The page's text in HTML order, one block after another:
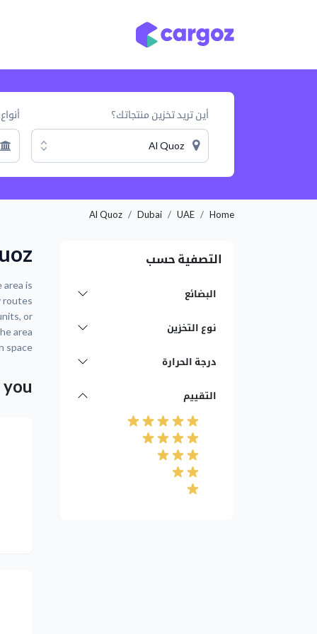
أين تريد تخزين منتجاتك؟
Al Quoz
Home
UAE
Dubai
Al Quoz
التصفية حسب
البضائع
نوع التخزين
درجة الحرارة
التقييم
is
routes
or
area
space.